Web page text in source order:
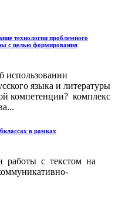
технологии проблемного
с целью формирования
использовании
языка и литературы
компетенции? комплекс
в рамках
работы с текстом на